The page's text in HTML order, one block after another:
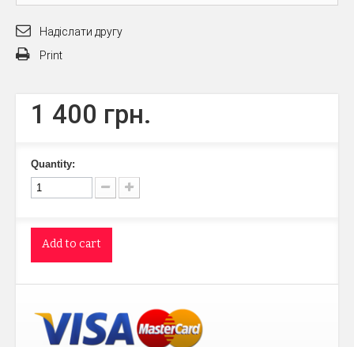
Надіслати другу
Print
1 400 грн.
Quantity:
Add to cart